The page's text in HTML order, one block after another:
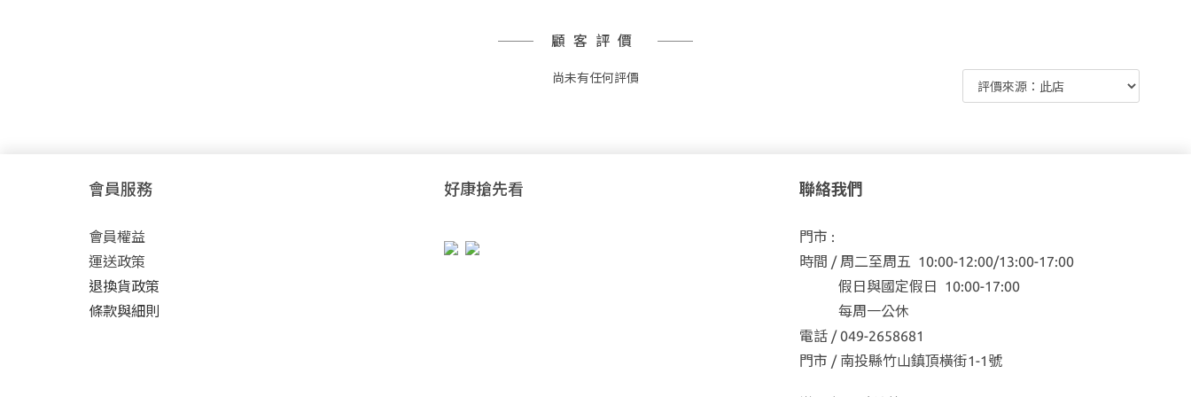
顧客評價
尚未有任何評價
會員服務
會員權益
運送政策
退換貨政策
條款與細則
好康搶先看 聯絡我們
門市 :
時間 / 周二至周五 10:00-12:00/13:00-17:00
假日與國定假日 10:00-17:00
每周一公休
電話 / 049-2658681
門市 / 南投縣竹山鎮頂橫街1-1號